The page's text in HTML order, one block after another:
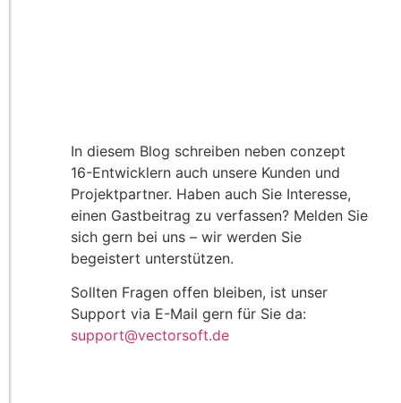
In diesem Blog schreiben neben conzept
16-Entwicklern auch unsere Kunden und
Projektpartner. Haben auch Sie Interesse,
einen Gastbeitrag zu verfassen? Melden Sie
sich gern bei uns – wir werden Sie
begeistert unterstützen.
Sollten Fragen offen bleiben, ist unser
Support via E-Mail gern für Sie da:
support@vectorsoft.de